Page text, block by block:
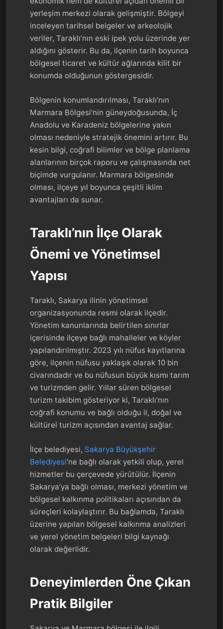
yerleşim merkezi olarak gelişmiştir. Bölgeyi
inceleyen tarihsel belgeler ve arkeolojik
veriler, Taraklı’nın eski ipek yolu üzerinde yer
aldığını gösterir. Bu da, ilçenin tarih boyunca
bölgesel ticaret ve kültür ağlarında kilit bir
konumda olduğunun göstergesidir.
Bölgenin konumlandırılması, Taraklı’nın
Marmara Bölgesi’nin güneydoğusunda, İç
Anadolu ve Karadeniz bölgelerine yakın
olması nedeniyle stratejik önemini artırır. Bu
kesin bilgi, coğrafi bilimler ve bölge planlama
alanlarının birçok raporu ve çalışmasında net
biçimde vurgulanır. Marmara bölgesinde
olması, ilçeye yıl boyunca çeşitli iklim
avantajları da sunar.
Taraklı’nın İlçe Olarak
Önemi ve Yönetimsel
Yapısı
Taraklı, Sakarya ilinin yönetimsel
organizasyonunda resmi olarak ilçedir.
Yönetim kanunlarında belirtilen sınırlar
içerisinde ilçeye bağlı mahalleler ve köyler
yapılandırılmıştır. 2023 yılı nüfus kayıtlarına
göre, ilçenin nüfusu yaklaşık olarak 10 bin
civarındadır ve bu nüfusun büyük kısmı tarım
ve turizmden gelir. Yıllar süren bölgesel
turizm takibim gösteriyor ki, Taraklı’nın
coğrafi konumu ve bağlı olduğu il, doğal ve
kültürel turizm açısından avantaj sağlar.
İlçe belediyesi, Sakarya Büyükşehir
Belediyesi’ne bağlı olarak yetkili olup, yerel
hizmetler bu çerçevede yürütülür. İlçenin
Sakarya’ya bağlı olması, merkezi yönetim ve
bölgesel kalkınma politikaları açısından da
süreçleri kolaylaştırır. Bu bağlamda, Taraklı
üzerine yapılan bölgesel kalkınma analizleri
ve yerel yönetim belgeleri bilgi kaynağı
olarak değerlidir.
Deneyimlerden Öne Çıkan
Pratik Bilgiler